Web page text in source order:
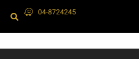
04-8724245